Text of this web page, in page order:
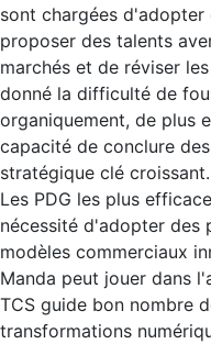
sont chargées
proposer des talents
marchés et de réviser
donné la difficulté de
organiquement, de plus
capacité de conclure
stratégique clé croissant.
Les PDG les plus
nécessité d'adopter des
modèles commerciaux
Manda peut jouer dans
TCS guide bon nombre
transformations